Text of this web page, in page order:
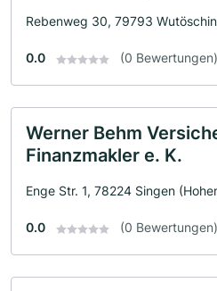
Rebenweg 30, 79793
0.0 (0 Bewertungen)
Werner Behm
Finanzmakler e. K.
Enge Str. 1, 78224 Singen
0.0 (0 Bewertungen)